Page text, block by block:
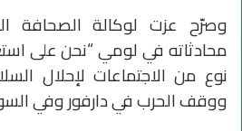
وصرّح عزت لوكالة الصحافة
محادثاته في لومي “نحن على
نوع من الاجتماعات لإحلال
ووقف الحرب في دارفور وفي